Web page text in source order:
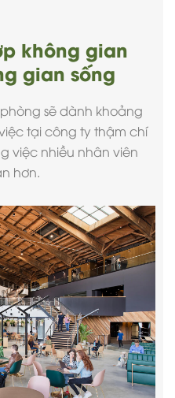
không gian
gian sống
sẽ dành khoảng
tại công ty thậm chí
việc nhiều nhân viên
hơn.